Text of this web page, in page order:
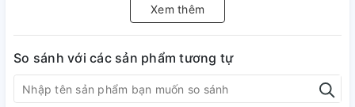
Xem thêm
So sánh với các sản phẩm tương tự